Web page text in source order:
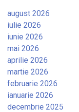
august 2026
iulie 2026
iunie 2026
mai 2026
aprilie 2026
martie 2026
februarie 2026
ianuarie 2026
decembrie 2025